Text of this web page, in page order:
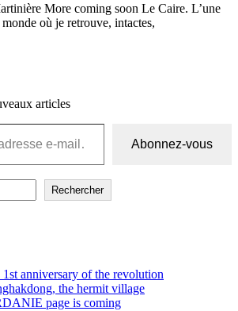
More coming soon Le Caire. L’une
où je retrouve, intactes,
articles
Abonnez-vous
Rechercher
anniversary of the revolution
the hermit village
page is coming